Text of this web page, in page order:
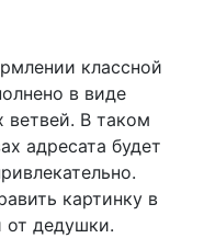
классной
в виде
ветвей. В таком
адресата будет
картинку в
от дедушки.